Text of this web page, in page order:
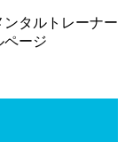
タルトレーナー
ページ